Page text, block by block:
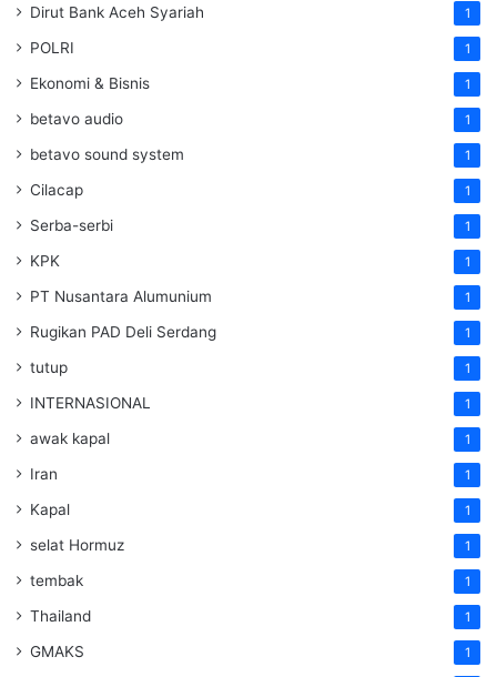
Dirut Bank Aceh Syariah 1
POLRI 1
Ekonomi & Bisnis 1
betavo audio 1
betavo sound system 1
Cilacap 1
Serba-serbi 1
KPK 1
PT Nusantara Alumunium 1
Rugikan PAD Deli Serdang 1
tutup 1
INTERNASIONAL 1
awak kapal 1
Iran 1
Kapal 1
selat Hormuz 1
tembak 1
Thailand 1
GMAKS 1